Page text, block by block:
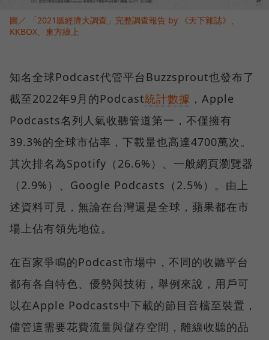
圖／ 「2021聽經濟大調查」完整調查報告 by 《天下雜誌》、
KKBOX、東方線上
知名全球Podcast代管平台Buzzsprout也發布了
截至2022年9月的Podcast統計數據 ，Apple
Podcasts名列人氣收聽管道第一，不僅擁有
39.3%的全球市佔率，下載量也高達4700萬次。
其次排名為Spotify（26.6%）、一般網頁瀏覽器
（2.9%）、Google Podcasts（2.5%）。由上
述資料可見，無論在台灣還是全球，蘋果都在市
場上佔有領先地位。
在百家爭鳴的Podcast市場中，不同的收聽平台
都有各自特色、優勢與技術，舉例來說，用戶可
以在Apple Podcasts中下載的節目音檔至裝置，
儘管這需要花費流量與儲存空間，離線收聽的品